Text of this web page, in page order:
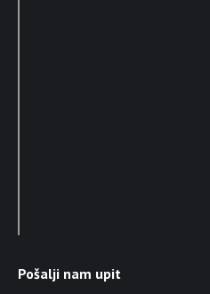
Pošalji nam upit